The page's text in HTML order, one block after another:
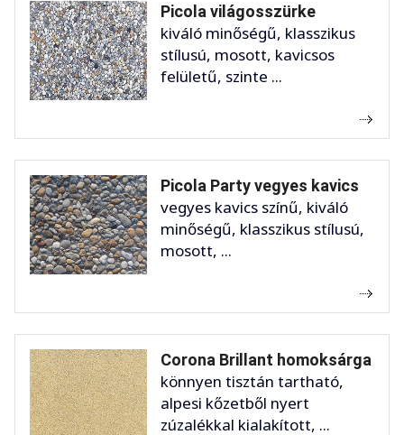
Picola világosszürke
kiváló minőségű, klasszikus
stílusú, mosott, kavicsos
felületű, szinte ...
Picola Party vegyes kavics
vegyes kavics színű, kiváló
minőségű, klasszikus stílusú,
mosott, ...
Corona Brillant homoksárga
könnyen tisztán tartható,
alpesi kőzetből nyert
zúzalékkal kialakított, ...